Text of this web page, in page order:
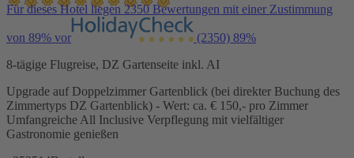
Für dieses Hotel liegen 2350 Bewertungen mit einer Zustimmung
von 89% vor (2350) 89%
8-tägige Flugreise, DZ Gartenseite inkl. AI
Upgrade auf Doppelzimmer Gartenblick (bei direkter Buchung des
Zimmertyps DZ Gartenblick) - Wert: ca. € 150,- pro Zimmer
Umfangreiche All Inclusive Verpflegung mit vielfältiger
Gastronomie genießen